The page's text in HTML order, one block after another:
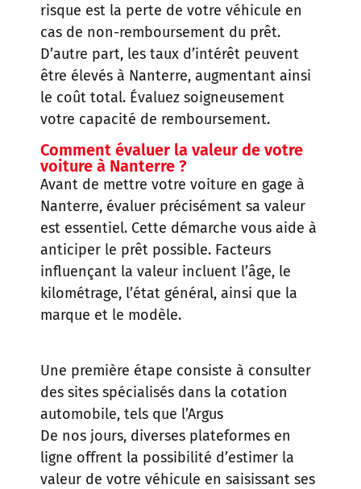
risque est la perte de votre véhicule en
cas de non-remboursement du prêt.
D’autre part, les taux d’intérêt peuvent
être élevés à Nanterre, augmentant ainsi
le coût total. Évaluez soigneusement
votre capacité de remboursement.
Comment évaluer la valeur de votre
voiture à Nanterre ?
Avant de mettre votre voiture en gage à
Nanterre, évaluer précisément sa valeur
est essentiel. Cette démarche vous aide à
anticiper le prêt possible. Facteurs
influençant la valeur incluent l’âge, le
kilométrage, l’état général, ainsi que la
marque et le modèle.
Une première étape consiste à consulter
des sites spécialisés dans la cotation
automobile, tels que l’Argus
De nos jours, diverses plateformes en
ligne offrent la possibilité d’estimer la
valeur de votre véhicule en saisissant ses